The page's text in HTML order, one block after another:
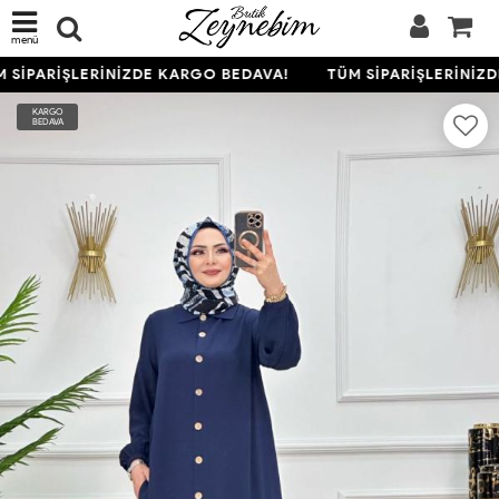
menü
KARGO BEDAVA! TÜM
KARGO
BEDAVA